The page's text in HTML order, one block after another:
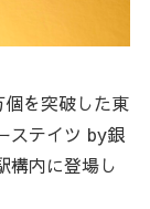
を突破した東
ステイツ by銀
構内に登場し